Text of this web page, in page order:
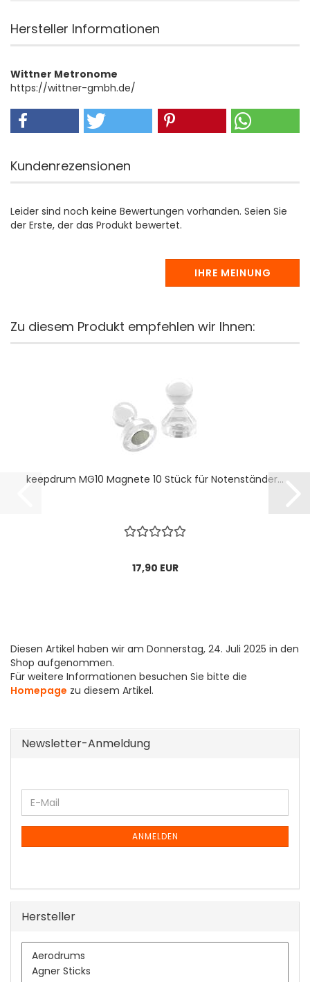
Hersteller Informationen
Wittner Metronome
https://wittner-gmbh.de/
Kundenrezensionen
Leider sind noch keine Bewertungen vorhanden. Seien Sie
der Erste, der das Produkt bewertet.
IHRE MEINUNG
Zu diesem Produkt empfehlen wir Ihnen:
keepdrum MG10 Magnete 10 Stück für Notenständer...
17,90 EUR
Diesen Artikel haben wir am Donnerstag, 24. Juli 2025 in den
Shop aufgenommen.
Für weitere Informationen besuchen Sie bitte die
Homepage zu diesem Artikel.
Newsletter-Anmeldung
WEITER
ZUR
NEWSLETTER-
E-
Mail
ANMELDEN
Hersteller